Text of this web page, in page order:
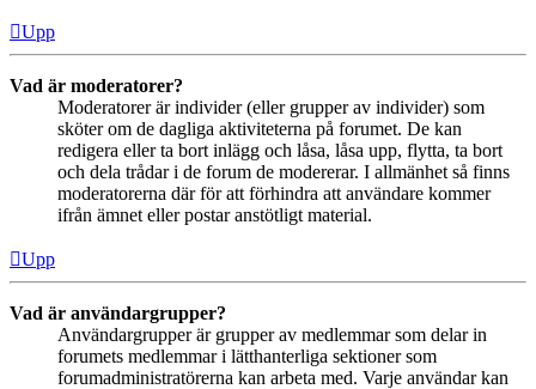
Upp
Vad är moderatorer?
Moderatorer är individer (eller grupper av individer) som
sköter om de dagliga aktiviteterna på forumet. De kan
redigera eller ta bort inlägg och låsa, låsa upp, flytta, ta bort
och dela trådar i de forum de modererar. I allmänhet så finns
moderatorerna där för att förhindra att användare kommer
ifrån ämnet eller postar anstötligt material.
Upp
Vad är användargrupper?
Användargrupper är grupper av medlemmar som delar in
forumets medlemmar i lätthanterliga sektioner som
forumadministratörerna kan arbeta med. Varje användar kan